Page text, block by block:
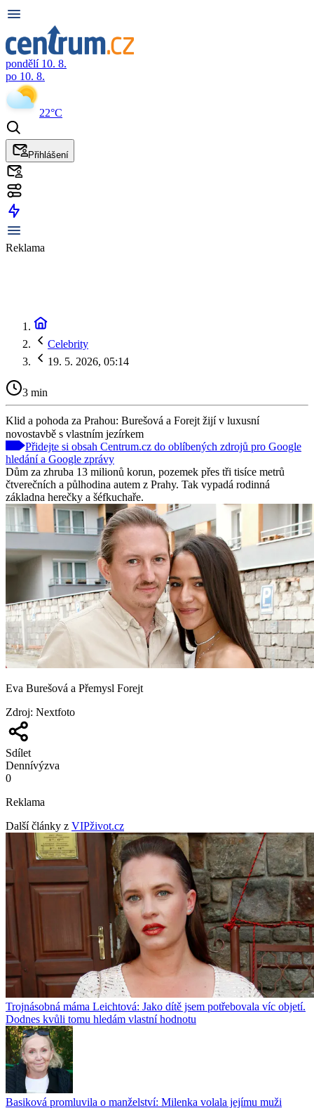
pondělí 10. 8.
po 10. 8.
22°C
Přihlášení
Reklama
Celebrity
19. 5. 2026, 05:14
3 min
Klid a pohoda za Prahou: Burešová a Forejt žijí v luxusní
novostavbě s vlastním jezírkem
Přidejte si obsah Centrum.cz do oblíbených zdrojů pro Google
hledání a Google zprávy
Dům za zhruba 13 milionů korun, pozemek přes tři tisíce metrů
čtverečních a půlhodina autem z Prahy. Tak vypadá rodinná
základna herečky a šéfkuchaře.
Eva Burešová a Přemysl Forejt
Zdroj: Nextfoto
Sdílet
Dennívýzva
0
Reklama
Další články z VIPživot.cz
Trojnásobná máma Leichtová: Jako dítě jsem potřebovala víc objetí.
Dodnes kvůli tomu hledám vlastní hodnotu
Basiková promluvila o manželství: Milenka volala jejímu muži